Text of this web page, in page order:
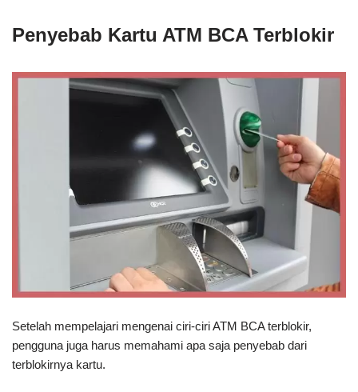
Penyebab Kartu ATM BCA Terblokir
Setelah mempelajari mengenai ciri-ciri ATM BCA terblokir,
pengguna juga harus memahami apa saja penyebab dari
terblokirnya kartu.